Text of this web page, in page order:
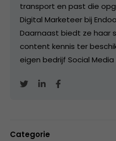
transport en past die
Digital Marketeer bij
Daarnaast biedt ze haar
content kennis ter
eigen bedrijf Social Media
Categorie